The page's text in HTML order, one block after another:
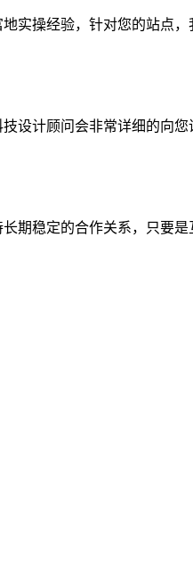
实操经验，针对您的站点
设计顾问会非常详细的向
期稳定的合作关系，只要